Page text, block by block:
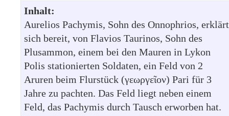
Inhalt:
Aurelios Pachymis, Sohn des Onnophrios, erklärt
sich bereit, von Flavios Taurinos, Sohn des
Plusammon, einem bei den Mauren in Lykon
Polis stationierten Soldaten, ein Feld von 2
Aruren beim Flurstück (γεωργεῖον) Pari für 3
Jahre zu pachten. Das Feld liegt neben einem
Feld, das Pachymis durch Tausch erworben hat.